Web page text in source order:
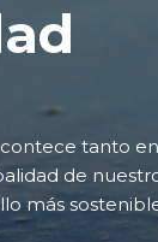
tanto
de
más